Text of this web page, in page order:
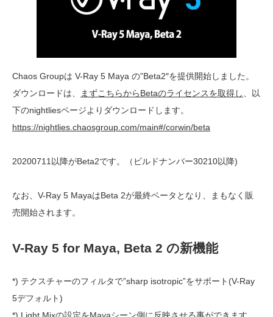
Chaos Groupは V-Ray 5 Maya の”Beta2″を提供開始しました。
ダウンロードは、
まずこちらからBetaのライセンスを取得し、以
下のnightliesページよりダウンロードします。
https://nightlies.chaosgroup.com/main#/corwin/beta
20200711以降がBeta2です。（ビルドナンバー30210以降)
なお、V-Ray 5 MayaはBeta 2が最終ベータとなり、まもなく販
売開始されます。
V-Ray 5 for Maya, Beta 2 の新機能
*) テクスチャーのフィルタで”sharp isotropic”をサポート(V-Ray
5デフォルト)